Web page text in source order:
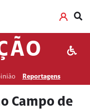
Reportagens
Campo de